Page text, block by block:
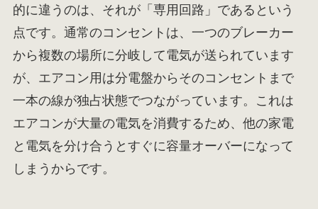
的に違うのは、それが「専用回路」であるという
点です。通常のコンセントは、一つのブレーカー
から複数の場所に分岐して電気が送られています
が、エアコン用は分電盤からそのコンセントまで
一本の線が独占状態でつながっています。これは
エアコンが大量の電気を消費するため、他の家電
と電気を分け合うとすぐに容量オーバーになって
しまうからです。